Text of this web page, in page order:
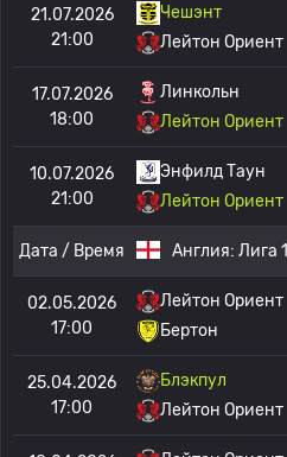
21.07.2026
21:00
Чешэнт
Лейтон Ориент
17.07.2026
18:00
Линкольн
Лейтон Ориент
10.07.2026
21:00
Энфилд Таун
Лейтон Ориент
Дата / Время Англия: Лига 1
02.05.2026
17:00
Лейтон Ориент
Бертон
25.04.2026
17:00
Блэкпул
Лейтон Ориент